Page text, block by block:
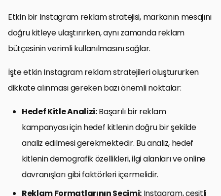
Etkin bir Instagram reklam stratejisi, markanın mesajını
doğru kitleye ulaştırırken, aynı zamanda reklam
bütçesinin verimli kullanılmasını sağlar.
İşte etkin Instagram reklam stratejileri oluştururken
dikkate alınması gereken bazı önemli noktalar:
Hedef Kitle Analizi:Başarılı bir reklam
kampanyası için hedef kitlenin doğru bir şekilde
analiz edilmesi gerekmektedir. Bu analiz, hedef
kitlenin demografik özellikleri, ilgi alanları ve online
davranışları gibi faktörleri içermelidir.
Reklam Formatlarının Seçimi: Instagram, çeşitli